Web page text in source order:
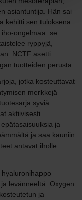
asiantuntija. Hän sai
kehitti sen tuloksena
ongelmaa: se
ryppyjä,
NCTF asetti
tuotteiden perusta.
jotka kosteuttavat
merkkejä
syviä
aktiivisesti
ja
ja saa kauniin
antavat iholle
levänneeltä. Oxygen
ja